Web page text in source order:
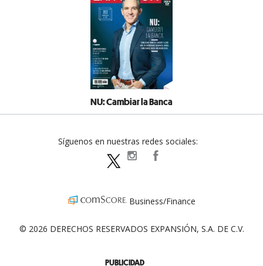
NU: Cambiar la Banca
PUBLICIDAD
Síguenos en nuestras redes sociales:
expansionpolitica
Business/Finance
© 2026 DERECHOS RESERVADOS EXPANSIÓN, S.A. DE C.V.